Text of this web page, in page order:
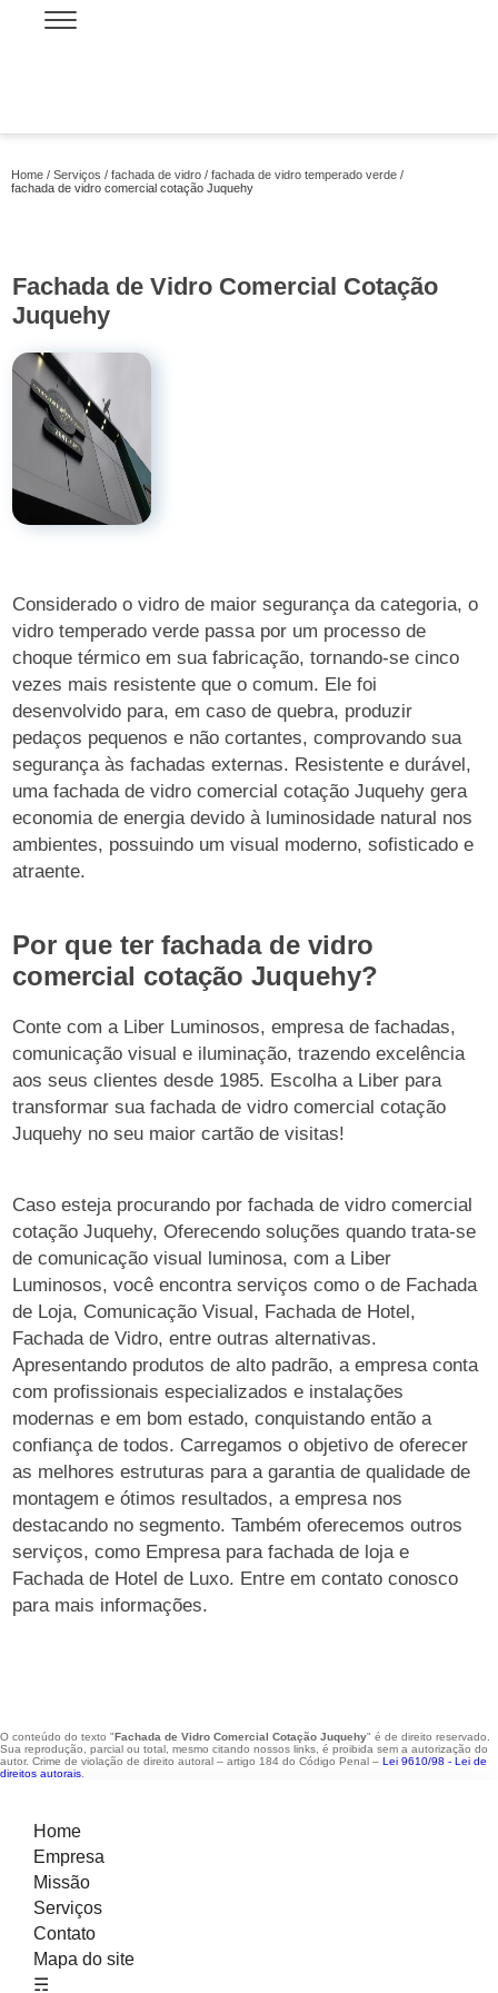
Home Serviços fachada de vidro
fachada de vidro temperado verde
fachada de vidro comercial cotação Juquehy
Fachada de Vidro Comercial Cotação
Juquehy
Considerado o vidro de maior segurança da categoria, o
vidro temperado verde passa por um processo de
choque térmico em sua fabricação, tornando-se cinco
vezes mais resistente que o comum. Ele foi
desenvolvido para, em caso de quebra, produzir
pedaços pequenos e não cortantes, comprovando sua
segurança às fachadas externas. Resistente e durável,
uma fachada de vidro comercial cotação Juquehy gera
economia de energia devido à luminosidade natural nos
ambientes, possuindo um visual moderno, sofisticado e
atraente.
Por que ter fachada de vidro
comercial cotação Juquehy?
Conte com a Liber Luminosos, empresa de fachadas,
comunicação visual e iluminação, trazendo excelência
aos seus clientes desde 1985. Escolha a Liber para
transformar sua fachada de vidro comercial cotação
Juquehy no seu maior cartão de visitas!
Caso esteja procurando por fachada de vidro comercial
cotação Juquehy, Oferecendo soluções quando trata-se
de comunicação visual luminosa, com a Liber
Luminosos, você encontra serviços como o de Fachada
de Loja, Comunicação Visual, Fachada de Hotel,
Fachada de Vidro, entre outras alternativas.
Apresentando produtos de alto padrão, a empresa conta
com profissionais especializados e instalações
modernas e em bom estado, conquistando então a
confiança de todos. Carregamos o objetivo de oferecer
as melhores estruturas para a garantia de qualidade de
montagem e ótimos resultados, a empresa nos
destacando no segmento. Também oferecemos outros
serviços, como Empresa para fachada de loja e
Fachada de Hotel de Luxo. Entre em contato conosco
para mais informações.
O conteúdo do texto "Fachada de Vidro Comercial Cotação Juquehy" é de direito reservado.
Sua reprodução, parcial ou total, mesmo citando nossos links, é proibida sem a autorização do
autor. Crime de violação de direito autoral – artigo 184 do Código Penal – Lei 9610/98 - Lei de
direitos autorais
Home
Empresa
Missão
Serviços
Contato
Mapa do site
☴